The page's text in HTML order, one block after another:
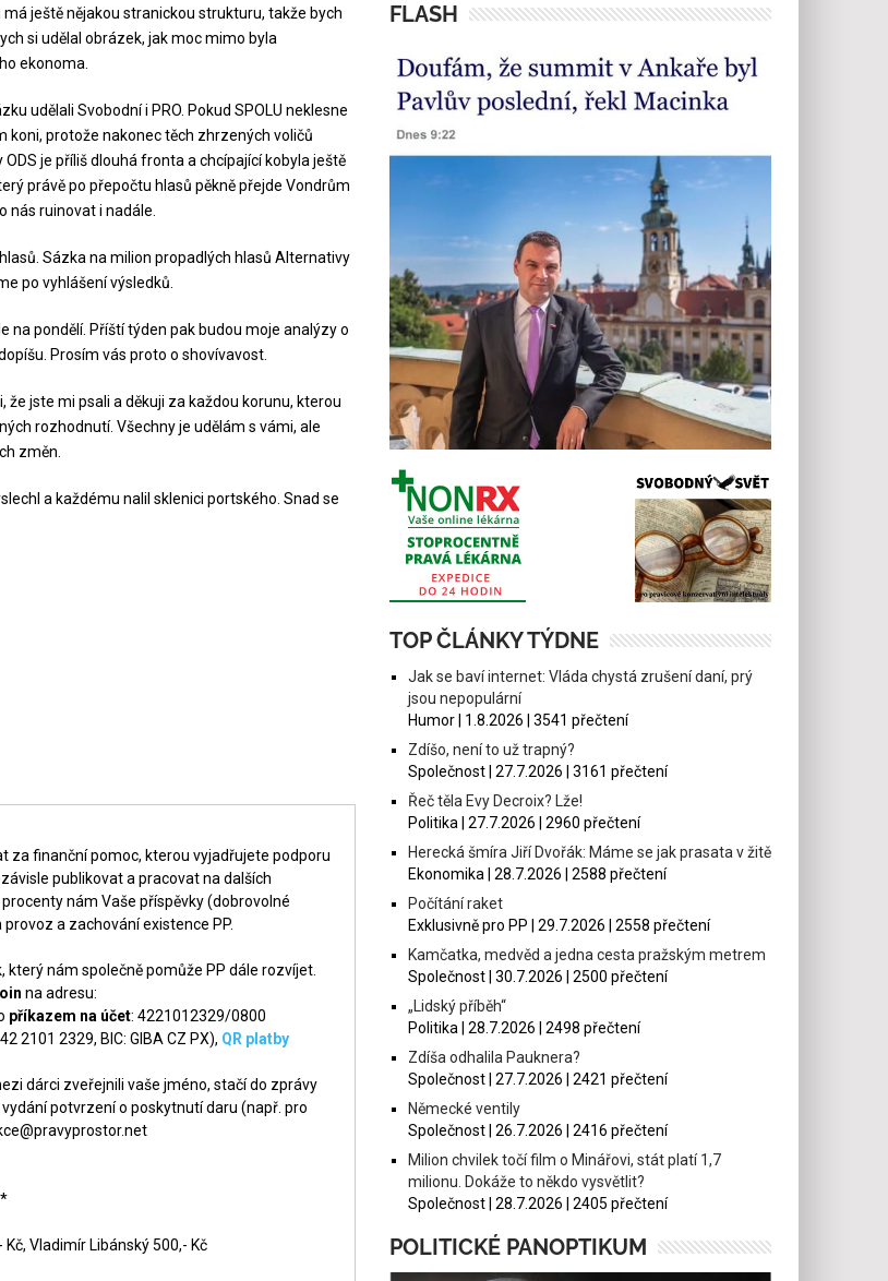
ještě nějakou stranickou strukturu, takže bych
si udělal obrázek, jak moc mimo byla
ekonoma.
udělali Svobodní i PRO. Pokud SPOLU neklesne
koni, protože nakonec těch zhrzených voličů
je příliš dlouhá fronta a chcípající kobyla ještě
právě po přepočtu hlasů pěkně přejde Vondrům
nás ruinovat i nadále.
Sázka na milion propadlých hlasů Alternativy
po vyhlášení výsledků.
na pondělí. Příští týden pak budou moje analýzy o
Prosím vás proto o shovívavost.
jste mi psali a děkuji za každou korunu, kterou
rozhodnutí. Všechny je udělám s vámi, ale
změn.
a každému nalil sklenici portského. Snad se
za finanční pomoc, kterou vyjadřujete podporu
publikovat a pracovat na dalších
nám Vaše příspěvky (dobrovolné
a zachování existence PP.
nám společně pomůže PP dále rozvíjet.
na adresu:
příkazem na účet: 4221012329/0800
2101 2329, BIC: GIBA CZ PX), QR platby
dárci zveřejnili vaše jméno, stačí do zprávy
potvrzení o poskytnutí daru (např. pro
Kč, Vladimír Libánský 500,- Kč
FLASH
TOP ČLÁNKY TÝDNE
Jak se baví internet: Vláda chystá zrušení daní, prý
jsou nepopulární
Humor | 1.8.2026 | 3541 přečtení
Zdíšo, není to už trapný?
Společnost | 27.7.2026 | 3161 přečtení
Řeč těla Evy Decroix? Lže!
Politika | 27.7.2026 | 2960 přečtení
Herecká šmíra Jiří Dvořák: Máme se jak prasata v žitě
Ekonomika | 28.7.2026 | 2588 přečtení
Počítání raket
Exklusivně pro PP | 29.7.2026 | 2558 přečtení
Kamčatka, medvěd a jedna cesta pražským metrem
Společnost | 30.7.2026 | 2500 přečtení
„Lidský příběh“
Politika | 28.7.2026 | 2498 přečtení
Zdíša odhalila Pauknera?
Společnost | 27.7.2026 | 2421 přečtení
Německé ventily
Společnost | 26.7.2026 | 2416 přečtení
Milion chvilek točí film o Minářovi, stát platí 1,7
milionu. Dokáže to někdo vysvětlit?
Společnost | 28.7.2026 | 2405 přečtení
POLITICKÉ PANOPTIKUM